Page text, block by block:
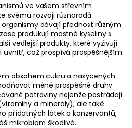
ve vašem střevním
svému rozvoji různorodá
organismy dávají přednost různým
produkují mastné kyseliny s
vedlejší produkty, které vyživují
uvnitř, což prospívá prospěšnějším
obsahem cukru a nasycených
méně prospěšné druhy
potraviny nejenže postrádají
a minerály), ale také
přídatných látek a konzervantů,
mikrobiom škodlivé.